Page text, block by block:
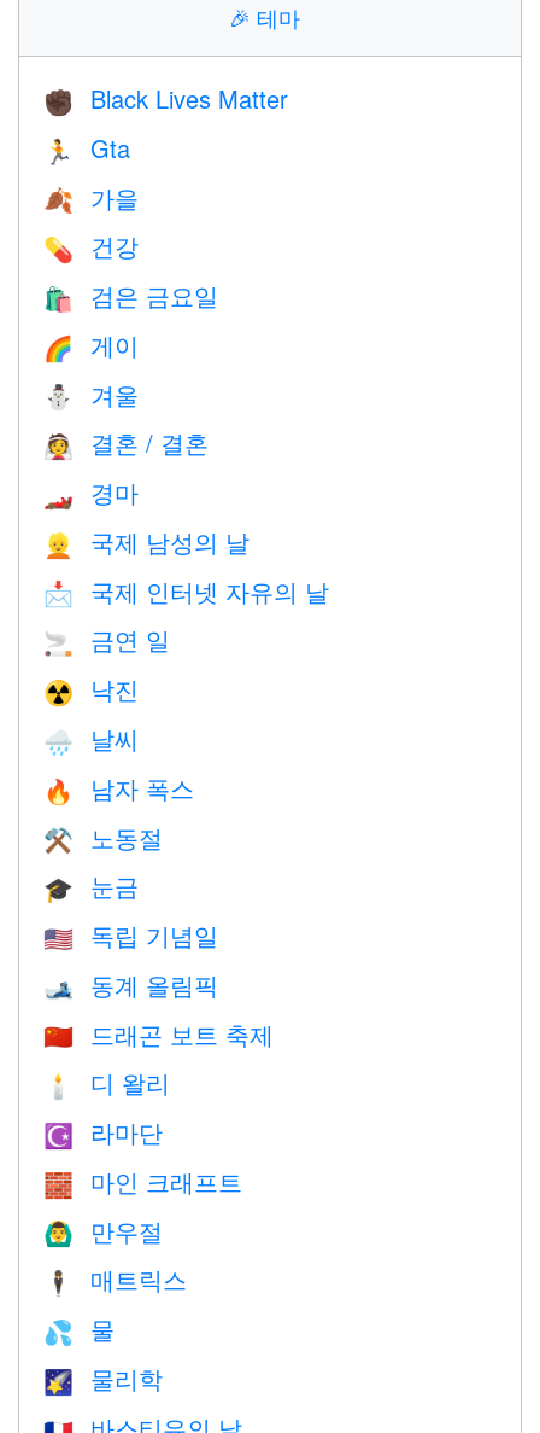
🎉 테마
✊🏿 Black Lives Matter
🏃 Gta
🍂 가을
💊 건강
🛍 검은 금요일
🌈 게이
⛄ 겨울
👰 결혼 / 결혼
🏎 경마
👱 국제 남성의 날
📩 국제 인터넷 자유의 날
🚬 금연 일
☢️ 낙진
🌧 날씨
🔥 남자 폭스
⚒️ 노동절
🎓 눈금
🇺🇸 독립 기념일
🎿 동계 올림픽
🇨🇳 드래곤 보트 축제
🕯 디 왈리
☪️ 라마단
🧱 마인 크래프트
🙆‍♂️ 만우절
🕴️ 매트릭스
💦 물
🌠 물리학